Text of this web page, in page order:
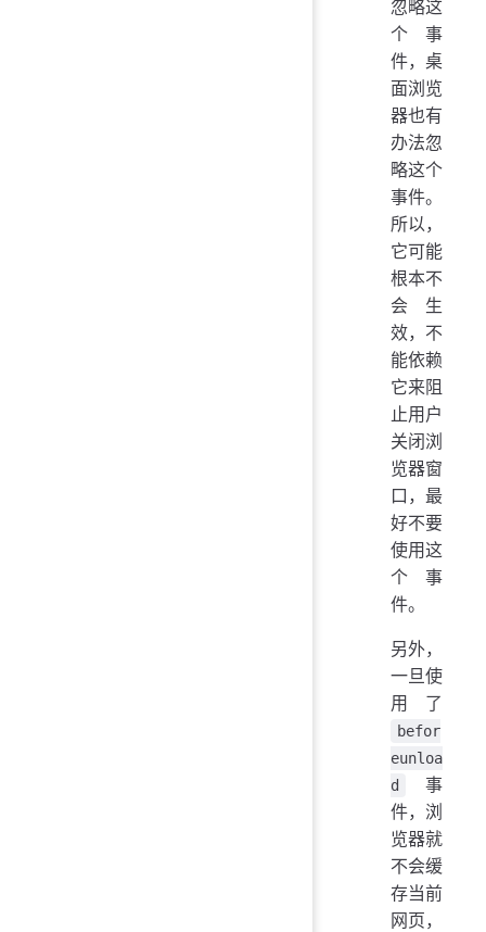
忽略这
个事
件，桌
面浏览
器也有
办法忽
略这个
事件。
所以，
它可能
根本不
会生
效，不
能依赖
它来阻
止用户
关闭浏
览器窗
口，最
好不要
使用这
个事
件。
另外，
一旦使
用了
befor
eunloa
d
事
件，浏
览器就
不会缓
存当前
网页，